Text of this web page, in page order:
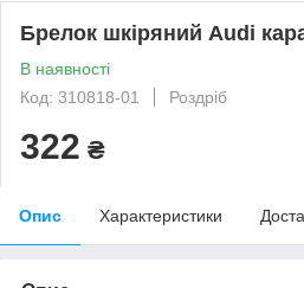
Брелок шкіряний Audi
В наявності
Код: 310818-01
Роздріб
322 ₴
Опис Характеристики